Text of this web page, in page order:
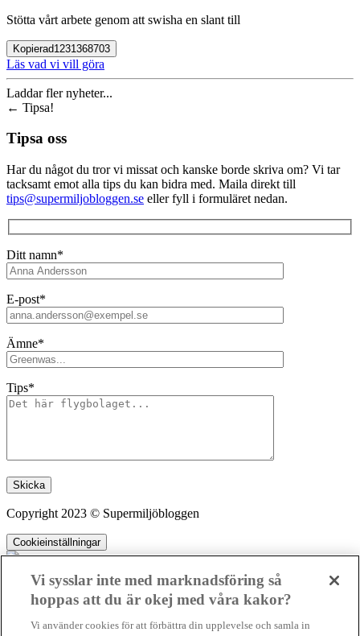
Stötta vårt arbete genom att swisha en slant till
Kopierad1231368703
Läs vad vi vill göra
Laddar fler nyheter...
← Tipsa!
Tipsa oss
Har du något du tror vi missat och kanske borde skriva om? Vi tar
tacksamt emot alla tips du kan bidra med. Maila direkt till
tips@supermiljobloggen.se eller fyll i formuläret nedan.
Ditt namn*
E-post*
Ämne*
Tips*
Lämna detta fält tomt.
Copyright 2023 © Supermiljöbloggen
Cookieinställningar
ideella redaktion drivit miljödebatten framåt genom nyhetsbevakning
Vi sysslar inte med marknadsföring så
hoppas att du är okej med våra kakor?
Vi använder cookies för att förbättra din upplevelse och samla in